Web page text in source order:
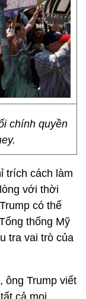
chính quyền
trích cách làm
với thời
có thể
thống Mỹ
tra vai trò của
ông Trump viết
cả mọi